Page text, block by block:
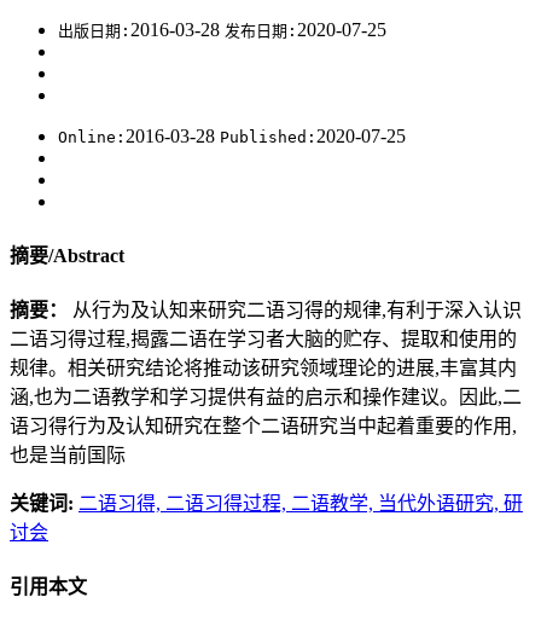
出版日期: 2016-03-28 发布日期: 2020-07-25
Online: 2016-03-28 Published: 2020-07-25
摘要/Abstract
摘要：
从行为及认知来研究二语习得的规律,有利于深入认识
二语习得过程,揭露二语在学习者大脑的贮存、提取和使用的
规律。相关研究结论将推动该研究领域理论的进展,丰富其内
涵,也为二语教学和学习提供有益的启示和操作建议。因此,二
语习得行为及认知研究在整个二语研究当中起着重要的作用,
也是当前国际
关键词: 二语习得, 二语习得过程, 二语教学, 当代外语研究, 研
讨会
引用本文